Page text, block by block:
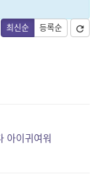
최신순 등록순
아이귀여워